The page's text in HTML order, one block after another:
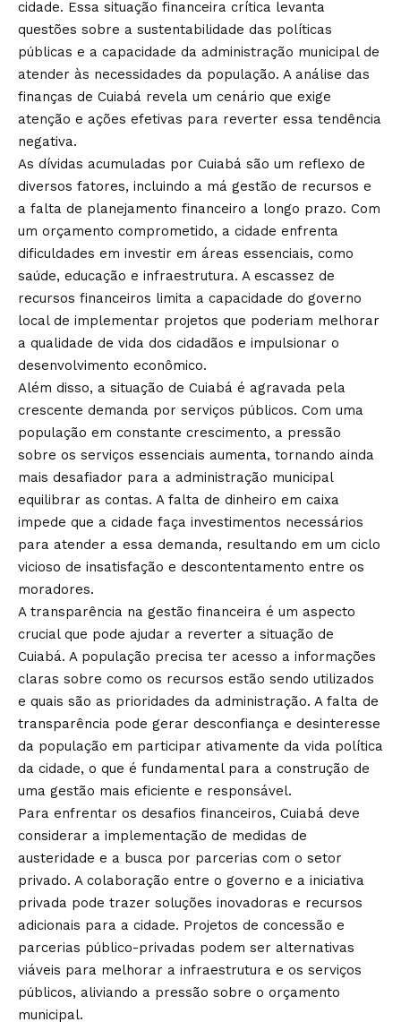
cidade. Essa situação financeira crítica levanta
questões sobre a sustentabilidade das políticas
públicas e a capacidade da administração municipal de
atender às necessidades da população. A análise das
finanças de Cuiabá revela um cenário que exige
atenção e ações efetivas para reverter essa tendência
negativa.
As dívidas acumuladas por Cuiabá são um reflexo de
diversos fatores, incluindo a má gestão de recursos e
a falta de planejamento financeiro a longo prazo. Com
um orçamento comprometido, a cidade enfrenta
dificuldades em investir em áreas essenciais, como
saúde, educação e infraestrutura. A escassez de
recursos financeiros limita a capacidade do governo
local de implementar projetos que poderiam melhorar
a qualidade de vida dos cidadãos e impulsionar o
desenvolvimento econômico.
Além disso, a situação de Cuiabá é agravada pela
crescente demanda por serviços públicos. Com uma
população em constante crescimento, a pressão
sobre os serviços essenciais aumenta, tornando ainda
mais desafiador para a administração municipal
equilibrar as contas. A falta de dinheiro em caixa
impede que a cidade faça investimentos necessários
para atender a essa demanda, resultando em um ciclo
vicioso de insatisfação e descontentamento entre os
moradores.
A transparência na gestão financeira é um aspecto
crucial que pode ajudar a reverter a situação de
Cuiabá. A população precisa ter acesso a informações
claras sobre como os recursos estão sendo utilizados
e quais são as prioridades da administração. A falta de
transparência pode gerar desconfiança e desinteresse
da população em participar ativamente da vida política
da cidade, o que é fundamental para a construção de
uma gestão mais eficiente e responsável.
Para enfrentar os desafios financeiros, Cuiabá deve
considerar a implementação de medidas de
austeridade e a busca por parcerias com o setor
privado. A colaboração entre o governo e a iniciativa
privada pode trazer soluções inovadoras e recursos
adicionais para a cidade. Projetos de concessão e
parcerias público-privadas podem ser alternativas
viáveis para melhorar a infraestrutura e os serviços
públicos, aliviando a pressão sobre o orçamento
municipal.